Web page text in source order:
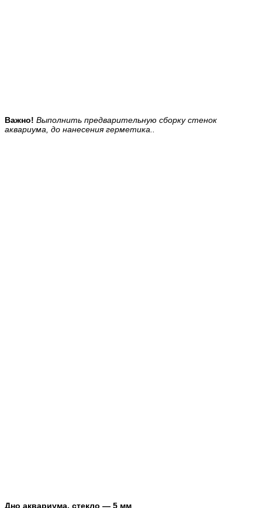
Важно! Выполнить предварительную сборку стенок
аквариума, до нанесения герметика..
Дно аквариума, стекло — 5 мм